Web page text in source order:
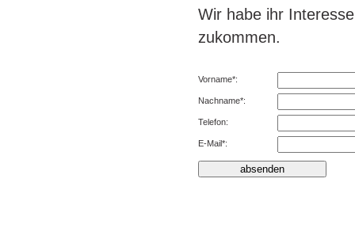
Wir habe ihr
zukommen.
Vorname*:
Nachname*:
Telefon:
E-Mail*: